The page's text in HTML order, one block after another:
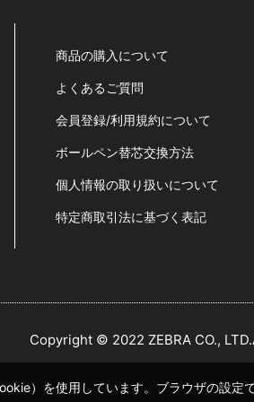
商品の購入について
よくあるご質問
会員登録/利用規約について
ボールペン替芯交換方法
個人情報の取り扱いについて
特定商取引法に基づく表記
Copyright © 2022 ZEBRA CO.,
）を使用しています。ブラウザの設